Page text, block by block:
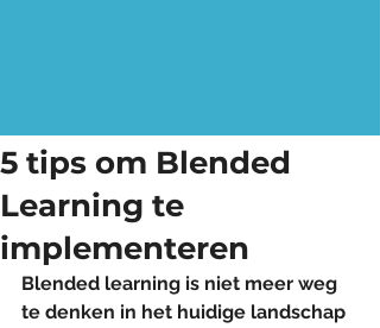
5 tips om Blended
Learning te
implementeren
Blended learning is niet meer weg
te denken in het huidige landschap